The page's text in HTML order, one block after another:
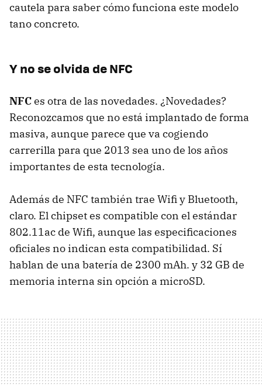
cautela para saber cómo funciona este modelo
tano concreto.
Y no se olvida de NFC
NFCes otra de las novedades. ¿Novedades?
Reconozcamos que no está implantado de forma
masiva, aunque parece que va cogiendo
carrerilla para que 2013 sea uno de los años
importantes de esta tecnología.
Además de NFC también trae Wifi y Bluetooth,
claro. El chipset es compatible con el estándar
802.11ac de Wifi, aunque las especificaciones
oficiales no indican esta compatibilidad. Sí
hablan de una batería de 2300 mAh. y 32 GB de
memoria interna sin opción a microSD.